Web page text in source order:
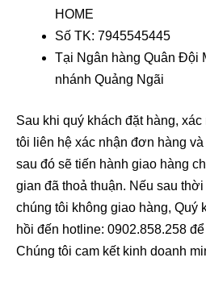
HOME
Số TK: 7945545445
Tại Ngân hàng Quân Đội
nhánh Quảng Ngãi
Sau khi quý khách đặt hàng,
tôi liên hệ xác nhận đơn hàng
sau đó sẽ tiến hành giao hàng
gian đã thoả thuận. Nếu sau
chúng tôi không giao hàng, Quý
hồi đến hotline: 0902.858.258
Chúng tôi cam kết kinh doanh